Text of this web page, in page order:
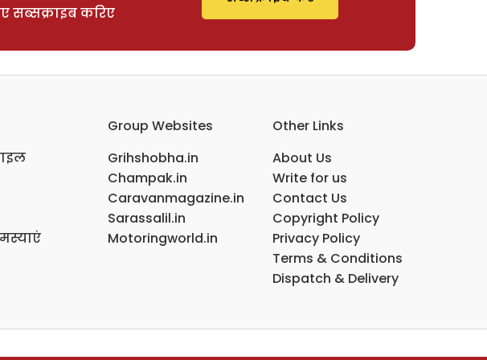
सब्सक्राइब करिए
Group Websites
Grihshobha.in
Champak.in
Caravanmagazine.in
Sarassalil.in
Motoringworld.in
Other Links
About Us
Write for us
Contact Us
Copyright Policy
Privacy Policy
Terms & Conditions
Dispatch & Delivery